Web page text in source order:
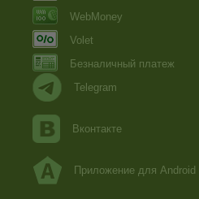
WebMoney
Volet
Безналичный платеж
Telegram
Вконтакте
Приложение для Android